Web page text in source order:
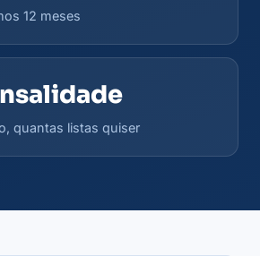
12 meses
quantas listas quiser